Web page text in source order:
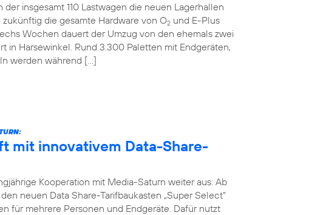
insgesamt 110 Lastwagen die neuen Lagerhallen
die gesamte Hardware von O2 und E-Plus
Wochen dauert der Umzug von den ehemals zwei
in Harsewinkel. Rund 3.300 Paletten mit Endgeräten,
werden während […]
mit innovativem Data-Share-
Kooperation mit Media-Saturn weiter aus: Ab
neuen Data Share-Tarifbaukasten „Super Select“
für mehrere Personen und Endgeräte. Dafür nutzt